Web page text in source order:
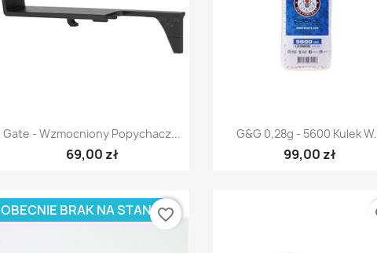
Szybki podgląd
Gate - Wzmocniony Popychacz...
69,00 zł
 Szybki podgląd
G&G 0,28g - 5600 Kulek
99,00 zł
OBECNIE BRAK NA STANIEfavorite_border